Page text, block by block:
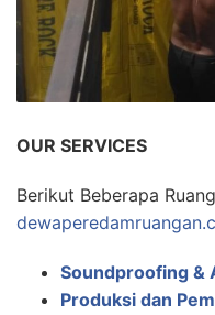
OUR SERVICES
Berikut Beberapa
Soundproofing &
Produksi dan